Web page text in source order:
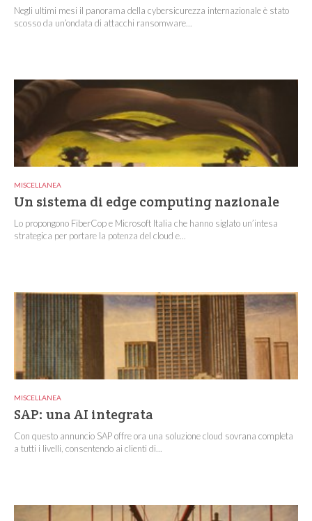
Negli ultimi mesi il panorama della cybersicurezza internazionale è stato
scosso da un’ondata di attacchi ransomware...
MISCELLANEA
Un sistema di edge computing nazionale
Lo propongono FiberCop e Microsoft Italia che hanno siglato un’intesa
strategica per portare la potenza del cloud e...
MISCELLANEA
SAP: una AI integrata
Con questo annuncio SAP offre ora una soluzione cloud sovrana completa
a tutti i livelli, consentendo ai clienti di...